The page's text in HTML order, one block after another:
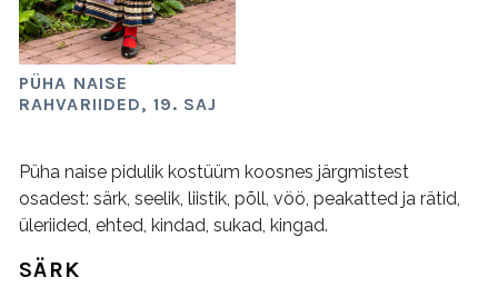
PÜHA NAISE
RAHVARIIDED, 19. SAJ
Püha naise pidulik kostüüm koosnes järgmistest
osadest: särk, seelik, liistik, põll, vöö, peakatted ja rätid,
üleriided, ehted, kindad, sukad, kingad.
SÄRK